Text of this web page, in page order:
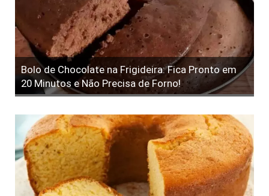
Bolo de Chocolate na Frigideira: Fica Pronto em
20 Minutos e Não Precisa de Forno!